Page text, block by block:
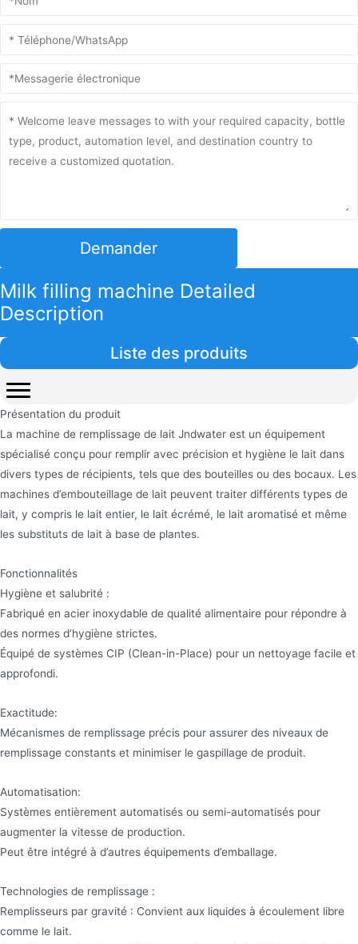
Demander
Milk filling machine Detailed
Description
Présentation du produit
La machine de remplissage de lait Jndwater est un équipement
spécialisé conçu pour remplir avec précision et hygiène le lait dans
divers types de récipients, tels que des bouteilles ou des bocaux. Les
machines d’embouteillage de lait peuvent traiter différents types de
lait, y compris le lait entier, le lait écrémé, le lait aromatisé et même
les substituts de lait à base de plantes.
Fonctionnalités
Hygiène et salubrité :
Fabriqué en acier inoxydable de qualité alimentaire pour répondre à
des normes d’hygiène strictes.
Équipé de systèmes CIP (Clean-in-Place) pour un nettoyage facile et
approfondi.
Exactitude:
Mécanismes de remplissage précis pour assurer des niveaux de
remplissage constants et minimiser le gaspillage de produit.
Automatisation:
Systèmes entièrement automatisés ou semi-automatisés pour
augmenter la vitesse de production.
Peut être intégré à d’autres équipements d’emballage.
Technologies de remplissage :
Remplisseurs par gravité : Convient aux liquides à écoulement libre
comme le lait.
Liste des produits